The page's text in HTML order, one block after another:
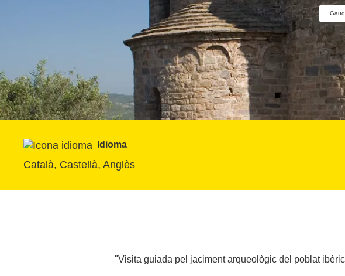
Idioma
Català, Castellà, Anglès
"Visita guiada pel jaciment arqueològic del poblat